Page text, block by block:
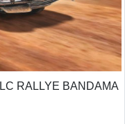
RALLYE BANDAMA